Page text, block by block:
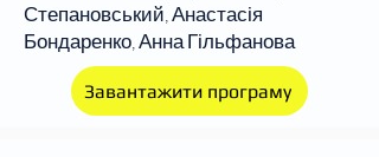
Степановський, Анастасія
Бондаренко, Анна Гільфанова
Завантажити програму